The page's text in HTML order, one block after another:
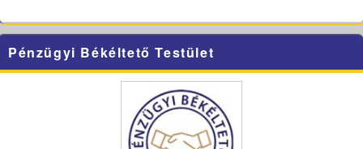
Pénzügyi Békéltető Testület